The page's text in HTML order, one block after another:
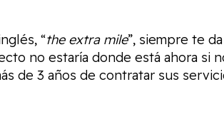
“the extra mile”, siempre te
no estaría donde está ahora si
de 3 años de contratar sus